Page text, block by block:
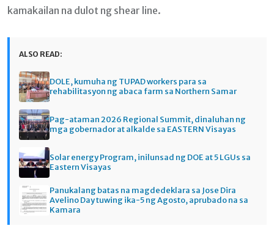
kamakailan na dulot ng shear line.
ALSO READ:
DOLE, kumuha ng TUPAD workers para sa
rehabilitasyon ng abaca farm sa Northern Samar
Pag-ataman 2026 Regional Summit, dinaluhan ng
mga gobernador at alkalde sa EASTERN Visayas
Solar energy Program, inilunsad ng DOE at 5 LGUs sa
Eastern Visayas
Panukalang batas na magdedeklara sa Jose Dira
Avelino Day tuwing ika-5 ng Agosto, aprubado na sa
Kamara